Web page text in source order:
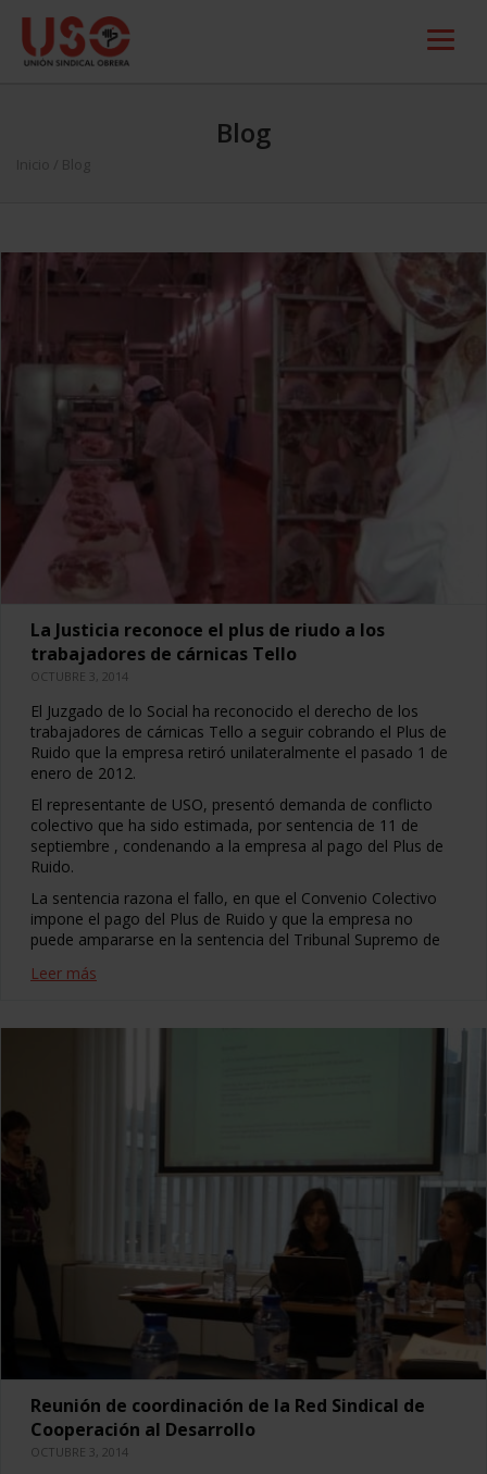
Blog
Inicio / Blog
La Justicia reconoce el plus de riudo a los
trabajadores de cárnicas Tello
OCTUBRE 3, 2014
El Juzgado de lo Social ha reconocido el derecho de los
trabajadores de cárnicas Tello a seguir cobrando el Plus de
Ruido que la empresa retiró unilateralmente el pasado 1 de
enero de 2012.
El representante de USO, presentó demanda de conflicto
colectivo que ha sido estimada, por sentencia de 11 de
septiembre , condenando a la empresa al pago del Plus de
Ruido.
La sentencia razona el fallo, en que el Convenio Colectivo
impone el pago del Plus de Ruido y que la empresa no
puede ampararse en la sentencia del Tribunal Supremo de
Leer más
Reunión de coordinación de la Red Sindical de
Cooperación al Desarrollo
OCTUBRE 3, 2014